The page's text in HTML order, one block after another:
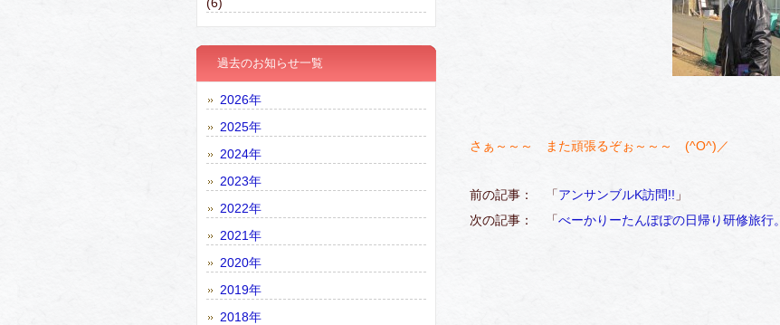
さぁ～～～ また頑張るぞぉ～～～ (^O^)／
前の記事： 「アンサンブルK訪問!! 」
次の記事： 「べーかりーたんぽぽの日帰り研修旅行。
過去のお知らせ一覧
2026年
2025年
2024年
2023年
2022年
2021年
2020年
2019年
2018年